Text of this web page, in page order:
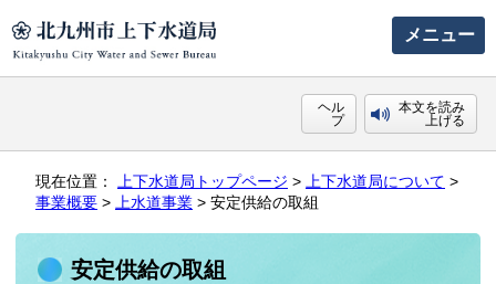
メニュー
ヘル
プ
本文を読み
上げる
現在位置： 上下水道局トップページ > 上下水道局について >
事業概要 > 上水道事業 > 安定供給の取組
安定供給の取組